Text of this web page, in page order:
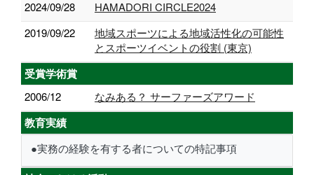
2024/09/28
HAMADORI CIRCLE2024
2019/09/22
地域スポーツによる地域活性化の可能性
とスポーツイベントの役割 (東京)
受賞学術賞
2006/12 なみある？ サーファーズアワード
教育実績
●実務の経験を有する者についての特記事項